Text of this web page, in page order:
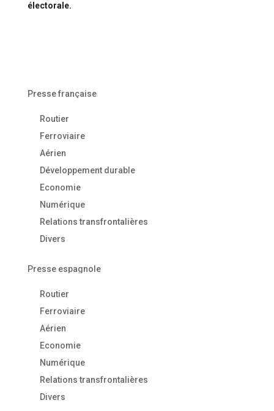
électorale.
Presse française
Routier
Ferroviaire
Aérien
Développement durable
Economie
Numérique
Relations transfrontalières
Divers
Presse espagnole
Routier
Ferroviaire
Aérien
Economie
Numérique
Relations transfrontalières
Divers